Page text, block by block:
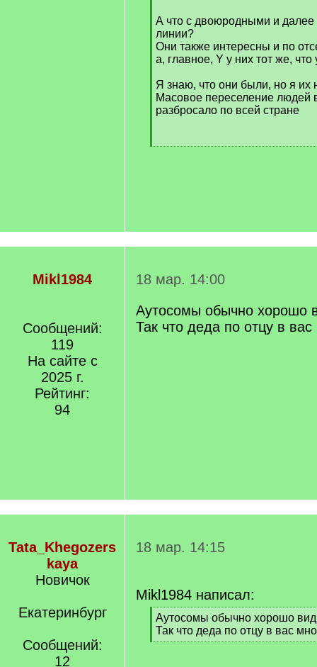
]
А что с двоюродными и далее
линии?
Они также интересны и по
а, главное, Y у них тот же,
Я знаю, что они были, но я их
Масовое переселение людей
разбросало по всей стране
Mikl1984
Сообщений:
119
На сайте с
2025 г.
Рейтинг:
94
18 мар. 14:00
Аутосомы обычно хорошо
Так что деда по отцу в вас
Tata_Khegozers
kaya
Новичок
Екатеринбург
Сообщений:
12
18 мар. 14:15
Mikl1984 написал:
[
q
]
Аутосомы обычно хорошо
Так что деда по отцу в вас
[